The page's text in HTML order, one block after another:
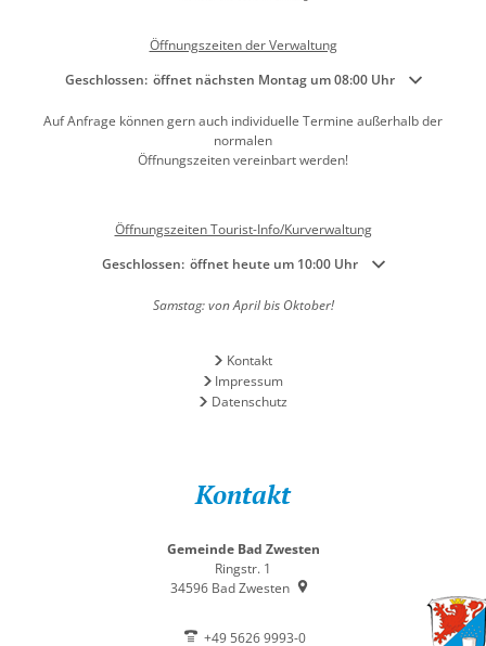
Öffnungszeiten der Verwaltung
Klicken, um weitere Öffnungs- oder Schließzeiten auszublenden
Geschlossen: öffnet nächsten Montag um 08:00 Uhr
Auf Anfrage können gern auch individuelle Termine außerhalb der
normalen
Öffnungszeiten vereinbart werden!
Öffnungszeiten Tourist-Info/Kurverwaltung
Klicken, um weitere Öffnungs- oder Schließzeiten auszublenden
Geschlossen: öffnet heute um 10:00 Uhr
Samstag: von April bis Oktober!
Kontakt
Impressum
Datenschutz
Kontakt
Gemeinde Bad Zwesten
Ringstr. 1
34596 Bad Zwesten
+49 5626 9993-0